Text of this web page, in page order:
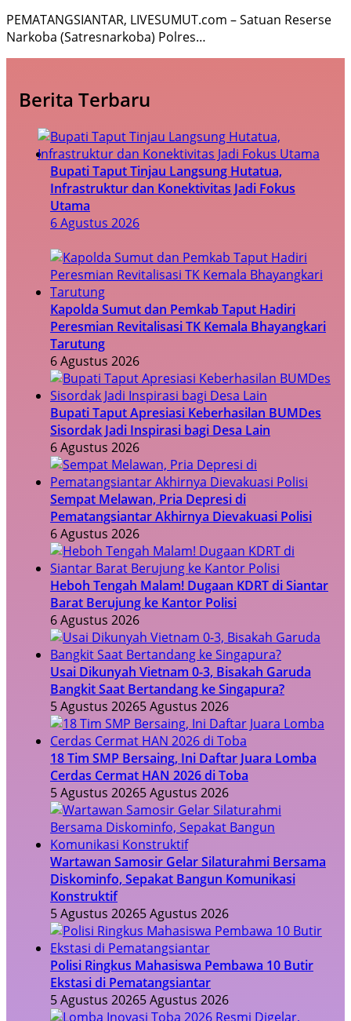
PEMATANGSIANTAR, LIVESUMUT.com – Satuan Reserse
Narkoba (Satresnarkoba) Polres…
Berita Terbaru
Bupati Taput Tinjau Langsung Hutatua,
Infrastruktur dan Konektivitas Jadi Fokus
Utama
6 Agustus 2026
Kapolda Sumut dan Pemkab Taput Hadiri
Peresmian Revitalisasi TK Kemala Bhayangkari
Tarutung
6 Agustus 2026
Bupati Taput Apresiasi Keberhasilan BUMDes
Sisordak Jadi Inspirasi bagi Desa Lain
6 Agustus 2026
Sempat Melawan, Pria Depresi di
Pematangsiantar Akhirnya Dievakuasi Polisi
6 Agustus 2026
Heboh Tengah Malam! Dugaan KDRT di Siantar
Barat Berujung ke Kantor Polisi
6 Agustus 2026
Usai Dikunyah Vietnam 0-3, Bisakah Garuda
Bangkit Saat Bertandang ke Singapura?
5 Agustus 20265 Agustus 2026
18 Tim SMP Bersaing, Ini Daftar Juara Lomba
Cerdas Cermat HAN 2026 di Toba
5 Agustus 20265 Agustus 2026
Wartawan Samosir Gelar Silaturahmi Bersama
Diskominfo, Sepakat Bangun Komunikasi
Konstruktif
5 Agustus 20265 Agustus 2026
Polisi Ringkus Mahasiswa Pembawa 10 Butir
Ekstasi di Pematangsiantar
5 Agustus 20265 Agustus 2026